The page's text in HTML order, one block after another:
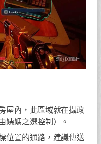
屋內，此區域就在攝政
姨媽之選控制）。
位置的通路，建議傳送